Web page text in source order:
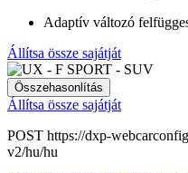
Adaptív változó
Állítsa össze sajátját
Összehasonlítás
Állítsa össze sajátját
POST https://dxp-
v2/hu/hu